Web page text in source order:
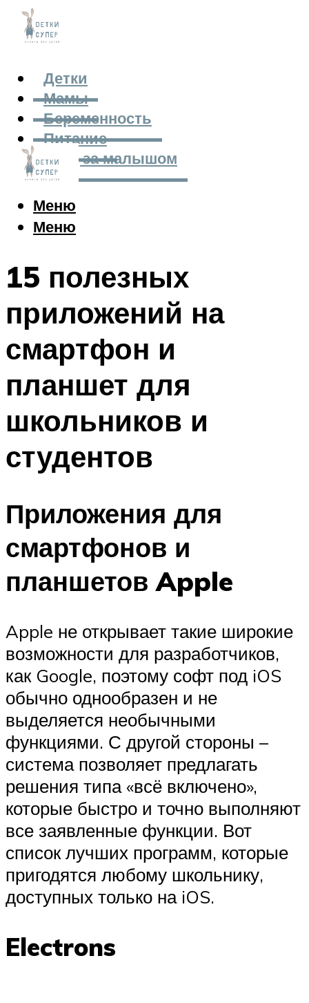
Детки
Мамы
Беременность
Питание
Уход за малышом
Меню
Меню
15 полезных
приложений на
смартфон и
планшет для
школьников и
студентов
Приложения для
смартфонов и
планшетов Apple
Apple не открывает такие широкие
возможности для разработчиков,
как Google, поэтому софт под iOS
обычно однообразен и не
выделяется необычными
функциями. С другой стороны –
система позволяет предлагать
решения типа «всё включено»,
которые быстро и точно выполняют
все заявленные функции. Вот
список лучших программ, которые
пригодятся любому школьнику,
доступных только на iOS.
Electrons